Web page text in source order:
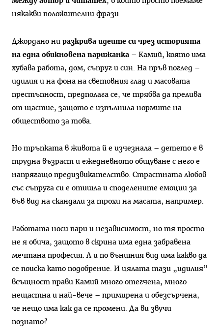
някакви положителни фрази.
Джордано ни разкрива идеите си чрез историята
на една обикновена парижанка – Камий, която има
хубава работа, дом, съпруг и син. На пръв поглед –
идилия и на фона на световния глад и масовата
престъпност, предполага се, че трябва да прелива
от щастие, защото е изпълнила нормите на
обществото за това.
Но тръпката в живота й е изчезнала – детето е в
трудна възраст и ежедневното общуване с него е
напрягащо предизвикателство. Страстната любов
със съпруга си е отишла и споделените емоции за
във вид на скандали за трохи на масата, например.
Работата носи пари и независимост, но тя просто
не я обича, защото в скрина има една забравена
мечтана професия. А и по външния вид има какво да
се поиска като подобрение. И цялата тази „идилия”
всъщност прави Камий много отегчена, много
нещастна и най-вече – примирена и обезсърчена,
че нещо има как да се промени. Да ви звучи
познато?